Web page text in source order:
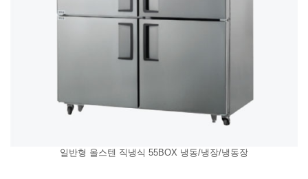
일반형 올스텐 직냉식 55BOX 냉동/냉장/냉동장